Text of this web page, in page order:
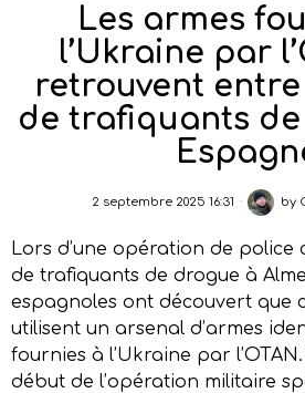
Les armes
l’Ukraine par
retrouvent
de trafiquants
2 septembre 2025 16:31 by
Lors d’une opération de police
de trafiquants de drogue à
espagnoles ont découvert que
utilisent un arsenal d’armes
fournies à l’Ukraine par
début de l’opération militaire